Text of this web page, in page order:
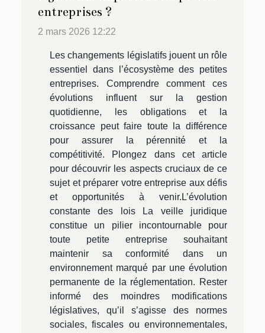
entreprises ?
2 mars 2026 12:22
Les changements législatifs jouent un rôle
essentiel dans l’écosystème des petites
entreprises. Comprendre comment ces
évolutions influent sur la gestion
quotidienne, les obligations et la
croissance peut faire toute la différence
pour assurer la pérennité et la
compétitivité. Plongez dans cet article
pour découvrir les aspects cruciaux de ce
sujet et préparer votre entreprise aux défis
et opportunités à venir.L’évolution
constante des lois La veille juridique
constitue un pilier incontournable pour
toute petite entreprise souhaitant
maintenir sa conformité dans un
environnement marqué par une évolution
permanente de la réglementation. Rester
informé des moindres modifications
législatives, qu’il s’agisse des normes
sociales, fiscales ou environnementales,